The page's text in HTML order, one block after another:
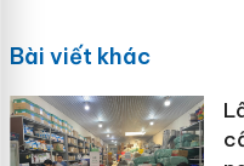
Bài viết khác